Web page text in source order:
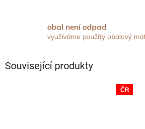
obal není odpad
využíváme použitý obalový
Související produkty
ČR